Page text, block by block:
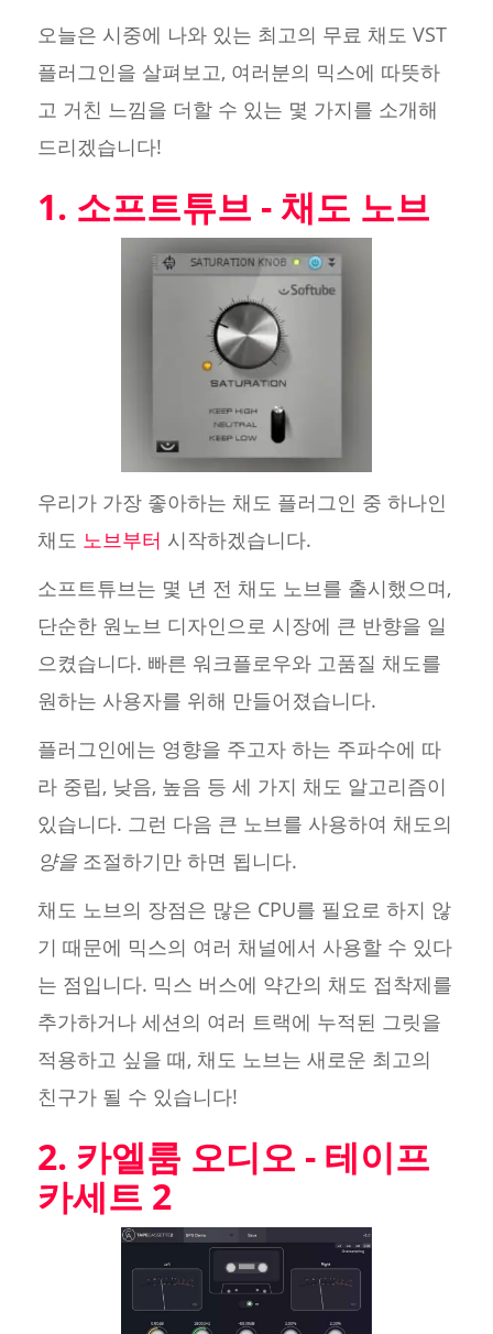
오늘은 시중에 나와 있는 최고의 무료 채도 VST
플러그인을 살펴보고, 여러분의 믹스에 따뜻하
고 거친 느낌을 더할 수 있는 몇 가지를 소개해
드리겠습니다!
1. 소프트튜브 - 채도 노브
우리가 가장 좋아하는 채도 플러그인 중 하나인
채도 노브부터 시작하겠습니다.
소프트튜브는 몇 년 전 채도 노브를 출시했으며,
단순한 원노브 디자인으로 시장에 큰 반향을 일
으켰습니다. 빠른 워크플로우와 고품질 채도를
원하는 사용자를 위해 만들어졌습니다.
플러그인에는 영향을 주고자 하는 주파수에 따
라 중립, 낮음, 높음 등 세 가지 채도 알고리즘이
있습니다. 그런 다음 큰 노브를 사용하여 채도의
양을조절하기만 하면 됩니다.
채도 노브의 장점은 많은 CPU를 필요로 하지 않
기 때문에 믹스의 여러 채널에서 사용할 수 있다
는 점입니다. 믹스 버스에 약간의 채도 접착제를
추가하거나 세션의 여러 트랙에 누적된 그릿을
적용하고 싶을 때, 채도 노브는 새로운 최고의
친구가 될 수 있습니다!
2. 카엘룸 오디오 - 테이프
카세트 2